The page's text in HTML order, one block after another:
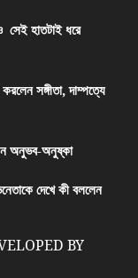
সেই হাতটাই ধরে
সঙ্গীতা, দাম্পত্যে
অনুভব-অনুষ্কা
দেখে কী বললেন
BY